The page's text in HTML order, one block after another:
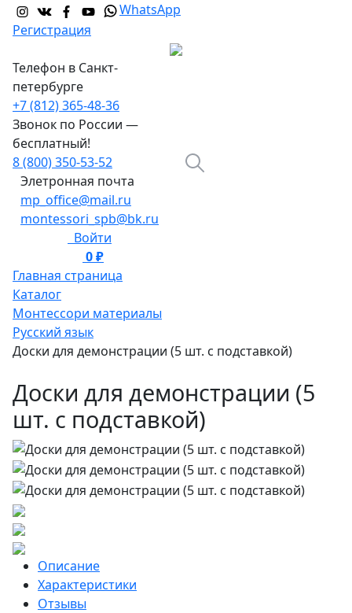
WhatsApp
Регистрация
Телефон в Санкт-
петербурге
+7 (812) 365-48-36
Звонок по России —
бесплатный!
8 (800) 350-53-52
Элетронная почта
mp_office@mail.ru
montessori_spb@bk.ru
Войти
0 ₽
Главная страница
Каталог
Монтессори материалы
Русский язык
Доски для демонстрации (5 шт. с подставкой)
Доски для демонстрации ­(5
шт. с подставкой)
Описание
Характеристики
Отзывы